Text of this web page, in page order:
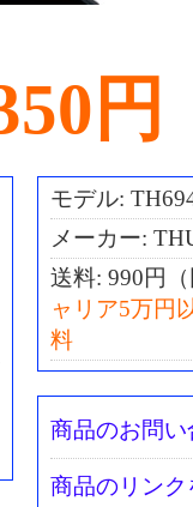
円
モデル:
メーカー:
送料: 990円
ャリア5万円
料
商品のお問い
商品のリン